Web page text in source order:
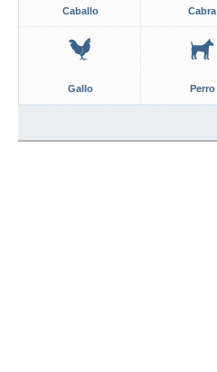
Caballo Cabra
Gallo Perro